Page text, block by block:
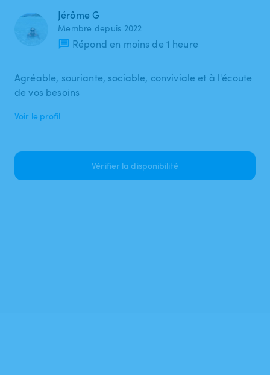
Jérôme G
Membre depuis 2022
Répond en moins de 1 heure
Agréable, souriante, sociable, conviviale et à l'écoute
de vos besoins
Voir le profil
Vérifier la disponibilité